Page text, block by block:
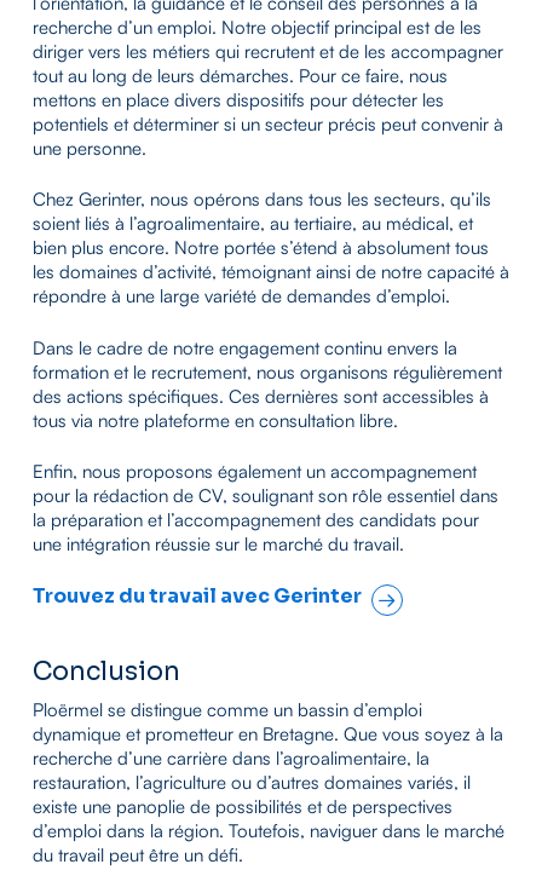
recherche d’un emploi. Notre objectif principal est de les
diriger vers les métiers qui recrutent et de les accompagner
tout au long de leurs démarches. Pour ce faire, nous
mettons en place divers dispositifs pour détecter les
potentiels et déterminer si un secteur précis peut convenir à
une personne.
Chez Gerinter, nous opérons dans tous les secteurs, qu’ils
soient liés à l’agroalimentaire, au tertiaire, au médical, et
bien plus encore. Notre portée s’étend à absolument tous
les domaines d’activité, témoignant ainsi de notre capacité à
répondre à une large variété de demandes d’emploi.
Dans le cadre de notre engagement continu envers la
formation et le recrutement, nous organisons régulièrement
des actions spécifiques. Ces dernières sont accessibles à
tous via notre plateforme en consultation libre.
Enfin, nous proposons également un accompagnement
pour la rédaction de CV, soulignant son rôle essentiel dans
la préparation et l’accompagnement des candidats pour
une intégration réussie sur le marché du travail.
Trouvez du travail avec Gerinter
Conclusion
Ploërmel se distingue comme un bassin d’emploi
dynamique et prometteur en Bretagne. Que vous soyez à la
recherche d’une carrière dans l’agroalimentaire, la
restauration, l’agriculture ou d’autres domaines variés, il
existe une panoplie de possibilités et de perspectives
d’emploi dans la région. Toutefois, naviguer dans le marché
du travail peut être un défi.